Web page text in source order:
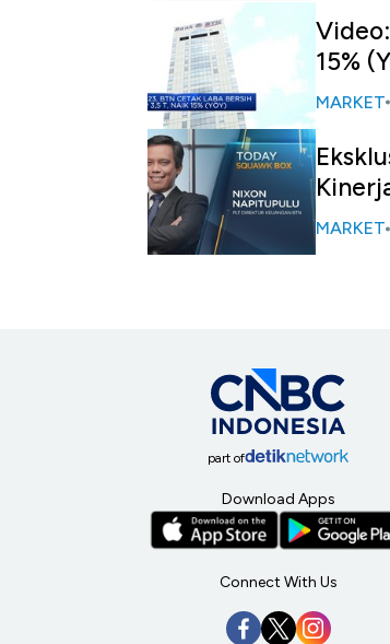
15%
MARKET
MARKET
part of
Download Apps
Connect With Us